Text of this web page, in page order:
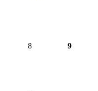
8 9